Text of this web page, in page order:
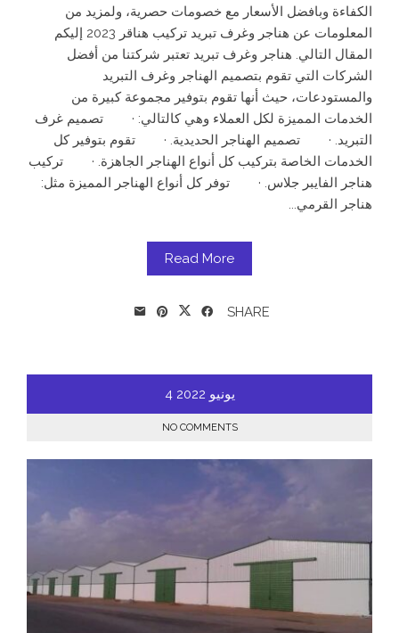
الكفاءة وبافضل الأسعار مع خصومات حصرية، ولمزيد من
المعلومات عن هناجر وغرف تبريد تركيب هناقر 2023 إليكم
المقال التالي. هناجر وغرف تبريد تعتبر شركتنا من أفضل
الشركات التي تقوم بتصميم الهناجر وغرف التبريد
والمستودعات، حيث أنها تقوم بتوفير مجموعة كبيرة من
الخدمات المميزة لكل العملاء وهي كالتالي: · تصميم غرف
التبريد. · تصميم الهناجر الحديدية. · تقوم بتوفير كل
الخدمات الخاصة بتركيب كل أنواع الهناجر الجاهزة. · تركيب
هناجر الفايبر جلاس. · توفر كل أنواع الهناجر المميزة مثل:
هناجر القرمي...
Read More
SHARE
يونيو 4 2022
NO COMMENTS